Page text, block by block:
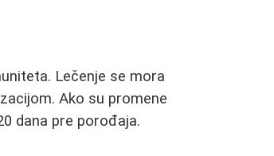
Lečenje se mora
Ako su promene
dana pre porođaja.